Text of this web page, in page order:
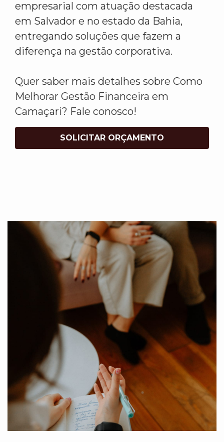
empresarial com atuação destacada
em Salvador e no estado da Bahia,
entregando soluções que fazem a
diferença na gestão corporativa.
Quer saber mais detalhes sobre Como
Melhorar Gestão Financeira em
Camaçari? Fale conosco!
SOLICITAR ORÇAMENTO